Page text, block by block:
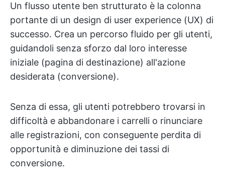
Un flusso utente ben strutturato è la colonna
portante di un design di user experience (UX) di
successo. Crea un percorso fluido per gli utenti,
guidandoli senza sforzo dal loro interesse
iniziale (pagina di destinazione) all'azione
desiderata (conversione).
Senza di essa, gli utenti potrebbero trovarsi in
difficoltà e abbandonare i carrelli o rinunciare
alle registrazioni, con conseguente perdita di
opportunità e diminuzione dei tassi di
conversione.